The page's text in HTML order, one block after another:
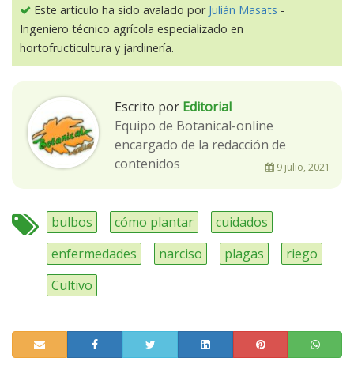
Este artículo ha sido avalado por Julián Masats -
Ingeniero técnico agrícola especializado en
hortofructicultura y jardinería.
Escrito por Editorial
Equipo de Botanical-online
encargado de la redacción de
contenidos
9 julio, 2021
bulbos cómo plantar
cuidados
enfermedades
narciso plagas
riego
Cultivo